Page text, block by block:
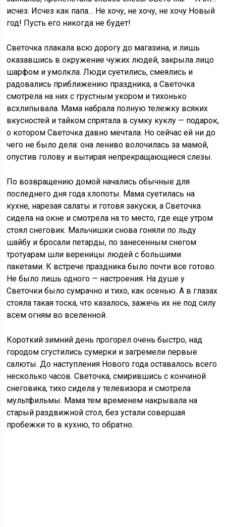
исчез. Исчез как папа… Не хочу, не хочу, не хочу Новый
год! Пусть его никогда не будет!
Светочка плакала всю дорогу до магазина, и лишь
оказавшись в окружение чужих людей, закрыла лицо
шарфом и умолкла. Люди суетились, смеялись и
радовались приближению праздника, а Светочка
смотрела на них с грустным укором и тихонько
всхлипывала. Мама набрала полную тележку всяких
вкусностей и тайком спрятала в сумку куклу — подарок,
о котором Светочка давно мечтала. Но сейчас ей ни до
чего не было дела: она лениво волочилась за мамой,
опустив голову и вытирая непрекращающиеся слезы.
По возвращению домой начались обычные для
последнего дня года хлопоты. Мама суетилась на
кухне, нарезая салаты и готовя закуски, а Светочка
сидела на окне и смотрела на то место, где еще утром
стоял снеговик. Мальчишки снова гоняли по льду
шайбу и бросали петарды, по занесенным снегом
тротуарам шли вереницы людей с большими
пакетами. К встрече праздника было почти все готово.
Не было лишь одного — настроения. На душе у
Светочки было сумрачно и тихо, как осенью. А в глазах
стояла такая тоска, что казалось, зажечь их не под силу
всем огням во вселенной.
Короткий зимний день прогорел очень быстро, над
городом сгустились сумерки и загремели первые
салюты. До наступления Нового года оставалось всего
несколько часов. Светочка, смирившись с кончиной
снеговика, тихо сидела у телевизора и смотрела
мультфильмы. Мама тем временем накрывала на
старый раздвижной стол, без устали совершая
пробежки то в кухню, то обратно.